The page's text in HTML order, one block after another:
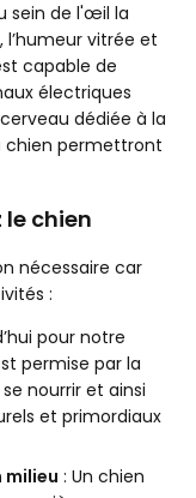
sein de l'œil la
l’humeur vitrée et
capable de
électriques
dédiée à la
chien permettront
chien
nécessaire car
:
pour notre
permise par la
nourrir et ainsi
et primordiaux
milieu : Un chien